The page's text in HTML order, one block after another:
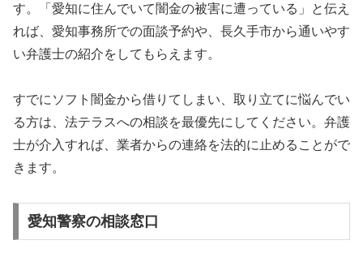
す。「愛知に住んでいて闇金の被害に遭っている」と伝え
れば、愛知事務所での面談予約や、長久手市から通いやす
い弁護士の紹介をしてもらえます。
すでにソフト闇金から借りてしまい、取り立てに悩んでい
る方は、法テラスへの相談を最優先にしてください。弁護
士が介入すれば、業者からの連絡を法的に止めることがで
きます。
愛知警察の相談窓口